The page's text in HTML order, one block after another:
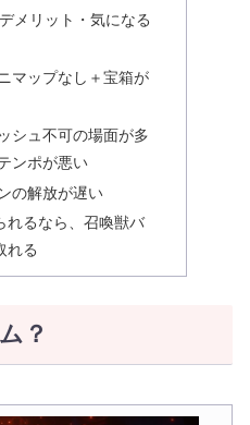
メリット・気になる
マップなし＋宝箱が
シュ不可の場面が多
ンポが悪い
の解放が遅い
れるなら、召喚獣バ
れる
？